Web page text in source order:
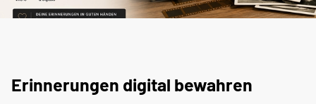
Erinnerungen digital bewahren